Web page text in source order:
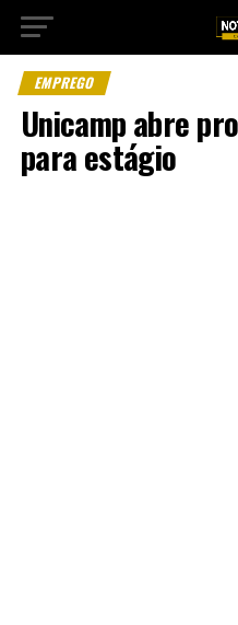
EMPREGO
Unicamp abre
para estágio